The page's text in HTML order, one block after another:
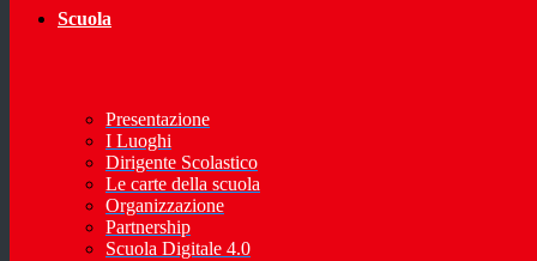
Scuola
Presentazione
I Luoghi
Dirigente Scolastico
Le carte della scuola
Organizzazione
Partnership
Scuola Digitale 4.0